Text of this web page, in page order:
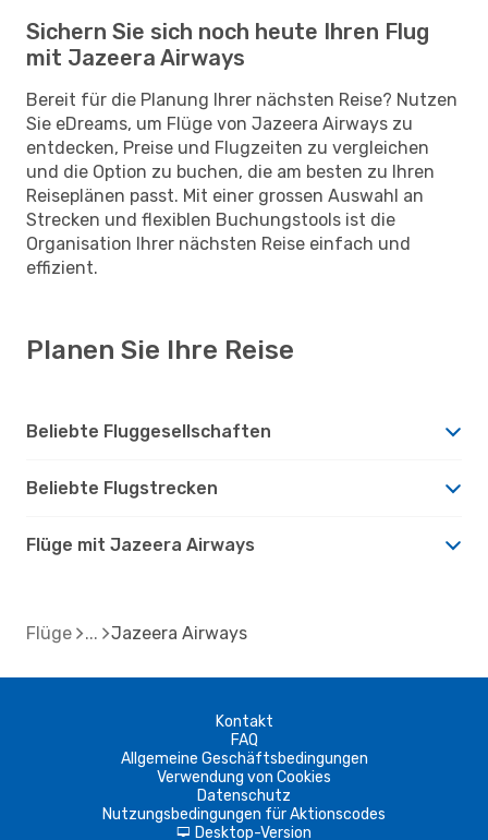
Sichern Sie sich noch heute Ihren Flug
mit Jazeera Airways
Bereit für die Planung Ihrer nächsten Reise? Nutzen
Sie eDreams, um Flüge von Jazeera Airways zu
entdecken, Preise und Flugzeiten zu vergleichen
und die Option zu buchen, die am besten zu Ihren
Reiseplänen passt. Mit einer grossen Auswahl an
Strecken und flexiblen Buchungstools ist die
Organisation Ihrer nächsten Reise einfach und
effizient.
Planen Sie Ihre Reise
Beliebte Fluggesellschaften
Beliebte Flugstrecken
Flüge mit Jazeera Airways
Flüge Jazeera Airways
Kontakt
FAQ
Allgemeine Geschäftsbedingungen
Verwendung von Cookies
Datenschutz
Nutzungsbedingungen für Aktionscodes
d Desktop-Version